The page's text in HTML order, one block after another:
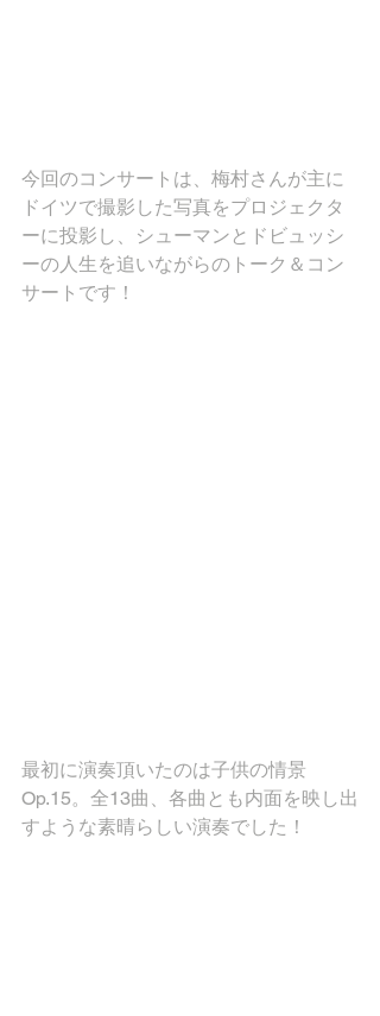
今回のコンサートは、梅村さんが主に
ドイツで撮影した写真をプロジェクタ
ーに投影し、シューマンとドビュッシ
ーの人生を追いながらのトーク＆コン
サートです！
最初に演奏頂いたのは子供の情景
Op.15。全13曲、各曲とも内面を映し出
すような素晴らしい演奏でした！